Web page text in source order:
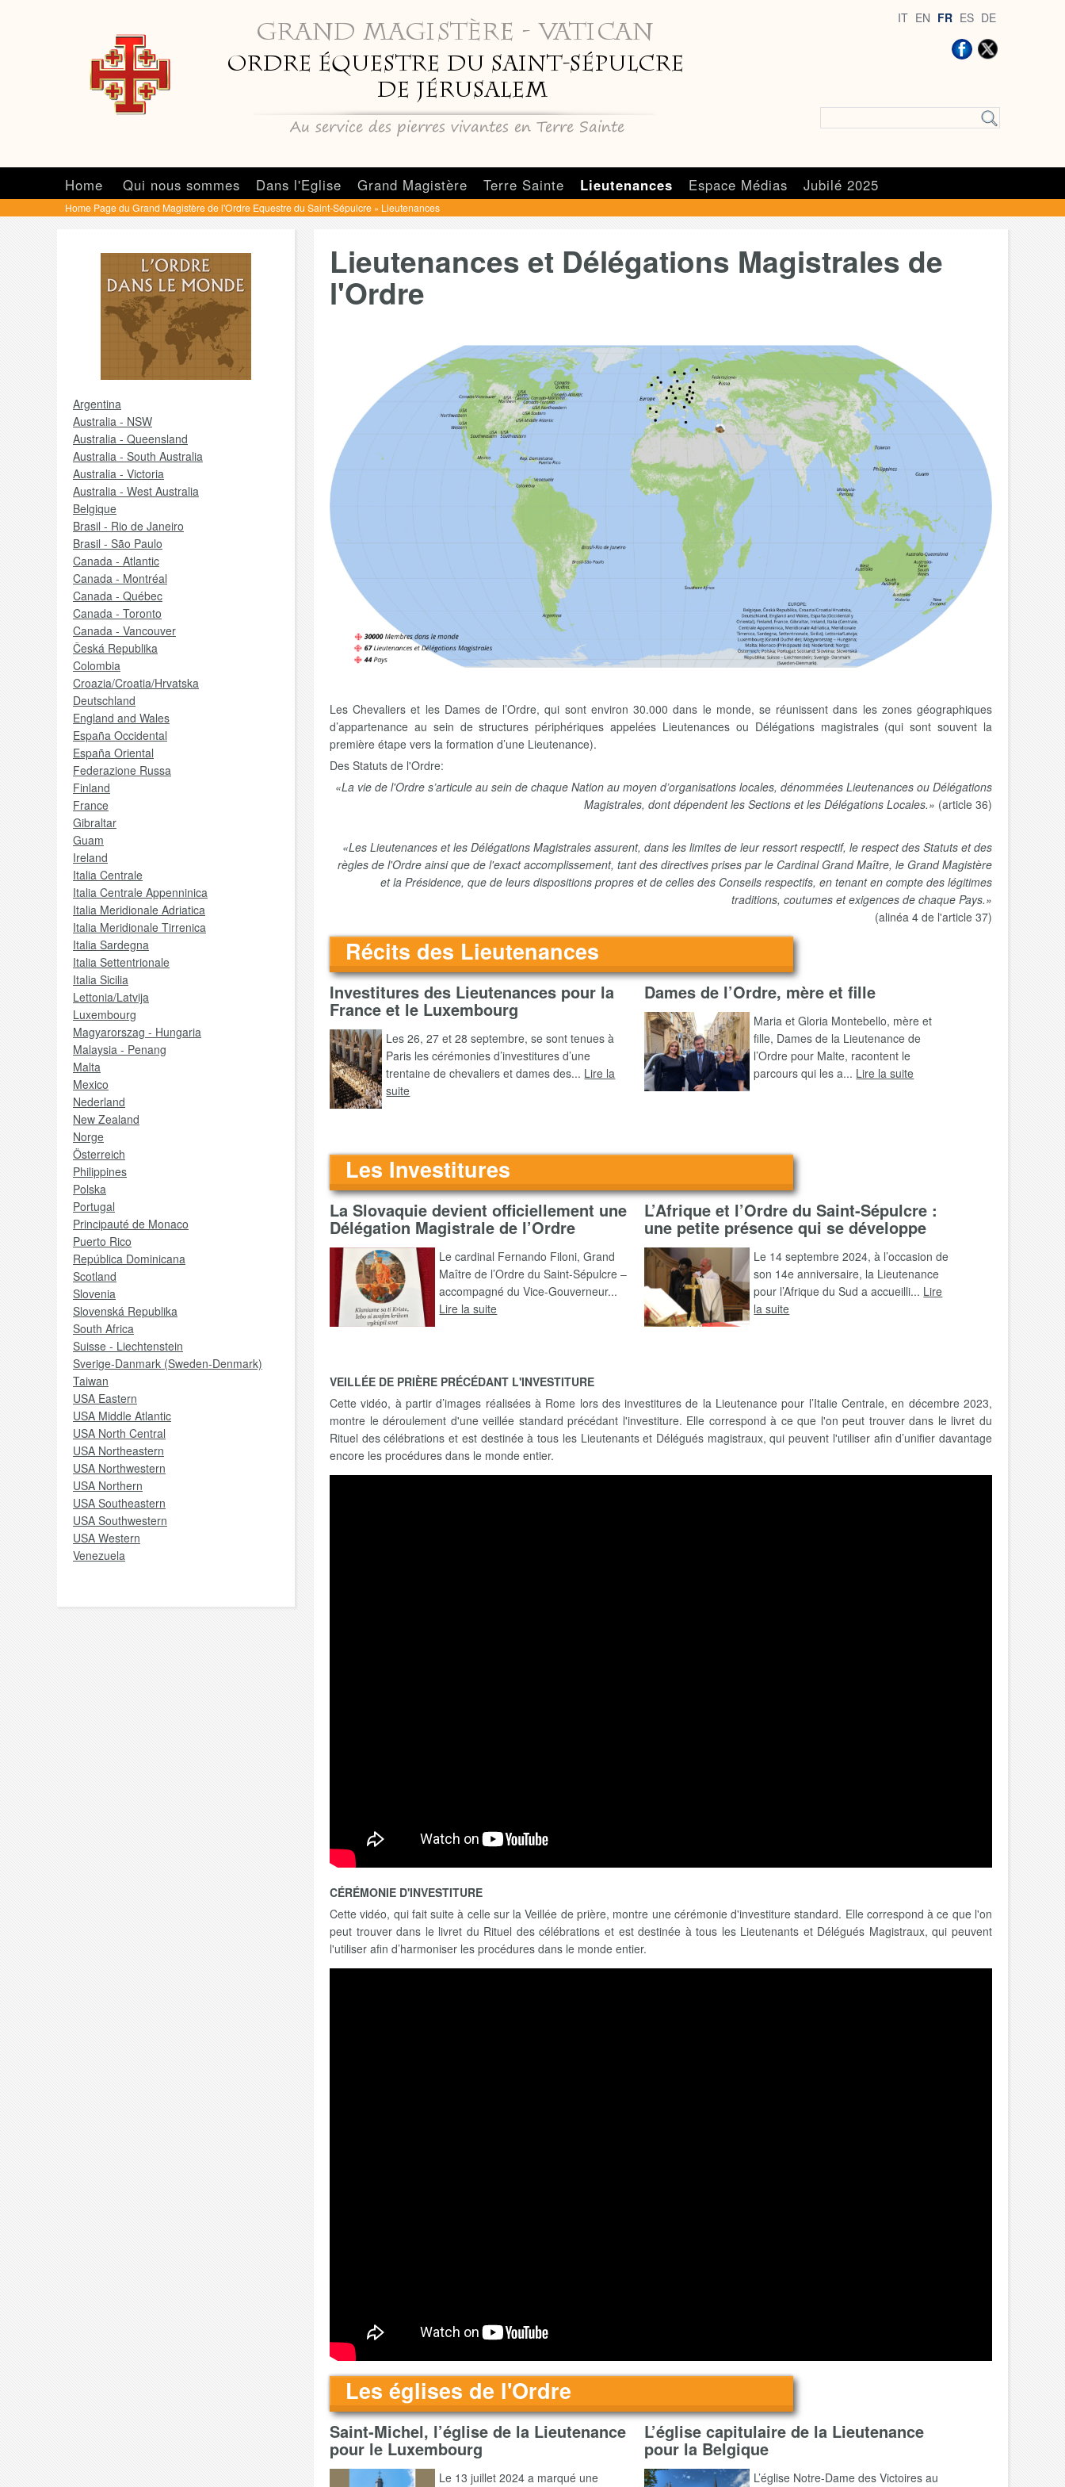
IT EN FR ES DE
Home Qui nous sommes Dans l'Eglise Grand Magistère Terre Sainte Lieutenances Espace Médias Jubilé 2025
Home Page du Grand Magistère de l'Ordre Equestre du Saint-Sépulcre » Lieutenances
Argentina
Australia - NSW
Australia - Queensland
Australia - South Australia
Australia - Victoria
Australia - West Australia
Belgique
Brasil - Rio de Janeiro
Brasil - São Paulo
Canada - Atlantic
Canada - Montréal
Canada - Québec
Canada - Toronto
Canada - Vancouver
Česká Republika
Colombia
Croazia/Croatia/Hrvatska
Deutschland
England and Wales
España Occidental
España Oriental
Federazione Russa
Finland
France
Gibraltar
Guam
Ireland
Italia Centrale
Italia Centrale Appenninica
Italia Meridionale Adriatica
Italia Meridionale Tirrenica
Italia Sardegna
Italia Settentrionale
Italia Sicilia
Lettonia/Latvija
Luxembourg
Magyarorszag - Hungaria
Malaysia - Penang
Malta
Mexico
Nederland
New Zealand
Norge
Österreich
Philippines
Polska
Portugal
Principauté de Monaco
Puerto Rico
República Dominicana
Scotland
Slovenia
Slovenská Republika
South Africa
Suisse - Liechtenstein
Sverige-Danmark (Sweden-Denmark)
Taiwan
USA Eastern
USA Middle Atlantic
USA North Central
USA Northeastern
USA Northwestern
USA Northern
USA Southeastern
USA Southwestern
USA Western
Venezuela
Lieutenances et Délégations Magistrales de
l'Ordre
Les Chevaliers et les Dames de l’Ordre, qui sont environ 30.000 dans le monde, se réunissent dans les zones géographiques
d’appartenance au sein de structures périphériques appelées Lieutenances ou Délégations magistrales (qui sont souvent la
première étape vers la formation d’une Lieutenance).
Des Statuts de l'Ordre:
«La vie de l'Ordre s’articule au sein de chaque Nation au moyen d’organisations locales, dénommées Lieutenances ou Délégations
Magistrales, dont dépendent les Sections et les Délégations Locales.» (article 36)
«Les Lieutenances et les Délégations Magistrales assurent, dans les limites de leur ressort respectif, le respect des Statuts et des
règles de l'Ordre ainsi que de l'exact accomplissement, tant des directives prises par le Cardinal Grand Maître, le Grand Magistère
et la Présidence, que de leurs dispositions propres et de celles des Conseils respectifs, en tenant en compte des légitimes
traditions, coutumes et exigences de chaque Pays.»
(alinéa 4 de l'article 37)
Récits des Lieutenances
Investitures des Lieutenances pour la
France et le Luxembourg
Les 26, 27 et 28 septembre, se sont tenues à
Paris les cérémonies d’investitures d’une
trentaine de chevaliers et dames des... Lire la
suite
Dames de l’Ordre, mère et fille
Maria et Gloria Montebello, mère et
fille, Dames de la Lieutenance de
l’Ordre pour Malte, racontent le
parcours qui les a... Lire la suite
Les Investitures
La Slovaquie devient officiellement une
Délégation Magistrale de l’Ordre
Le cardinal Fernando Filoni, Grand
Maître de l’Ordre du Saint-Sépulcre –
accompagné du Vice-Gouverneur...
Lire la suite
L’Afrique et l’Ordre du Saint-Sépulcre :
une petite présence qui se développe
Le 14 septembre 2024, à l’occasion de
son 14e anniversaire, la Lieutenance
pour l’Afrique du Sud a accueilli... Lire
la suite
VEILLÉE DE PRIÈRE PRÉCÉDANT L'INVESTITURE
Cette vidéo, à partir d’images réalisées à Rome lors des investitures de la Lieutenance pour l’Italie Centrale, en décembre 2023,
montre le déroulement d'une veillée standard précédant l'investiture. Elle correspond à ce que l'on peut trouver dans le livret du
Rituel des célébrations et est destinée à tous les Lieutenants et Délégués magistraux, qui peuvent l'utiliser afin d’unifier davantage
encore les procédures dans le monde entier.
CÉRÉMONIE D'INVESTITURE
Cette vidéo, qui fait suite à celle sur la Veillée de prière, montre une cérémonie d'investiture standard. Elle correspond à ce que l'on
peut trouver dans le livret du Rituel des célébrations et est destinée à tous les Lieutenants et Délégués Magistraux, qui peuvent
l'utiliser afin d’harmoniser les procédures dans le monde entier.
Les églises de l'Ordre
Saint-Michel, l’église de la Lieutenance
pour le Luxembourg
Le 13 juillet 2024 a marqué une
L’église capitulaire de la Lieutenance
pour la Belgique
L’église Notre-Dame des Victoires au